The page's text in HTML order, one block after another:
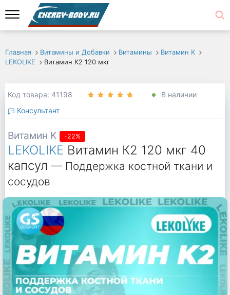
Главная Витамины и Добавки Витамины
Витамин K
LEKOLIKE
Витамин К2 120 мкг
Код товара: 41198
В наличии
Консультант
Витамин K -22%
LEKOLIKE Витамин К2 120 мкг 40
капсул — Поддержка костной ткани и
сосудов